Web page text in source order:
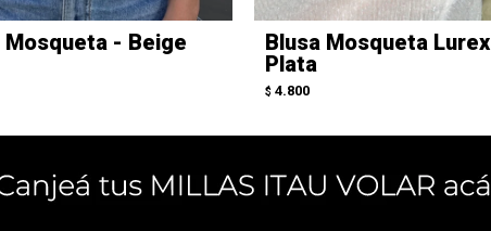
Mosqueta - Beige
Blusa Mosqueta Lurex
Plata
$ 4.800